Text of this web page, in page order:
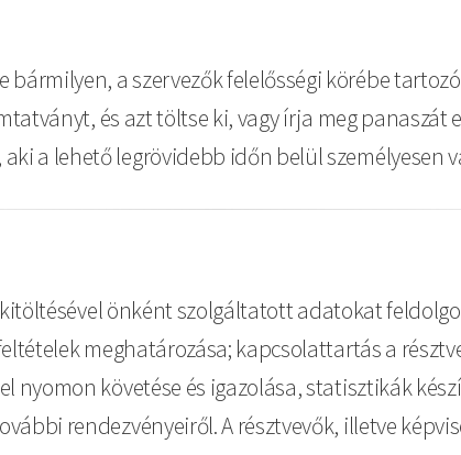
a szervezők felelősségi körébe
és azt töltse ki, vagy írja meg panaszát
a lehető legrövidebb időn belül személyesen
önként szolgáltatott adatokat
meghatározása; kapcsolattartás a
nyomon követése és igazolása, statisztikák
rendezvényeiről. A résztvevők, illetve